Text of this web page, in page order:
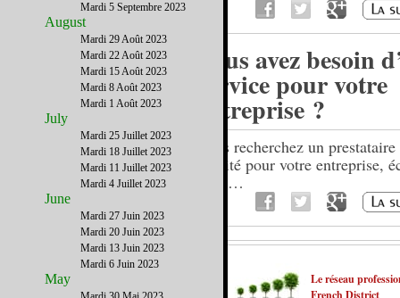
Vous avez besoin
service pour votre
entreprise ?
Vous recherchez un
qualité pour votre entreprise,
nous…
Le réseau
French District
Mardi 5 Septembre 2023
August
Mardi 29 Août 2023
Mardi 22 Août 2023
Mardi 15 Août 2023
Mardi 8 Août 2023
Mardi 1 Août 2023
July
Mardi 25 Juillet 2023
Mardi 18 Juillet 2023
Mardi 11 Juillet 2023
Mardi 4 Juillet 2023
June
Mardi 27 Juin 2023
Mardi 20 Juin 2023
Mardi 13 Juin 2023
Mardi 6 Juin 2023
May